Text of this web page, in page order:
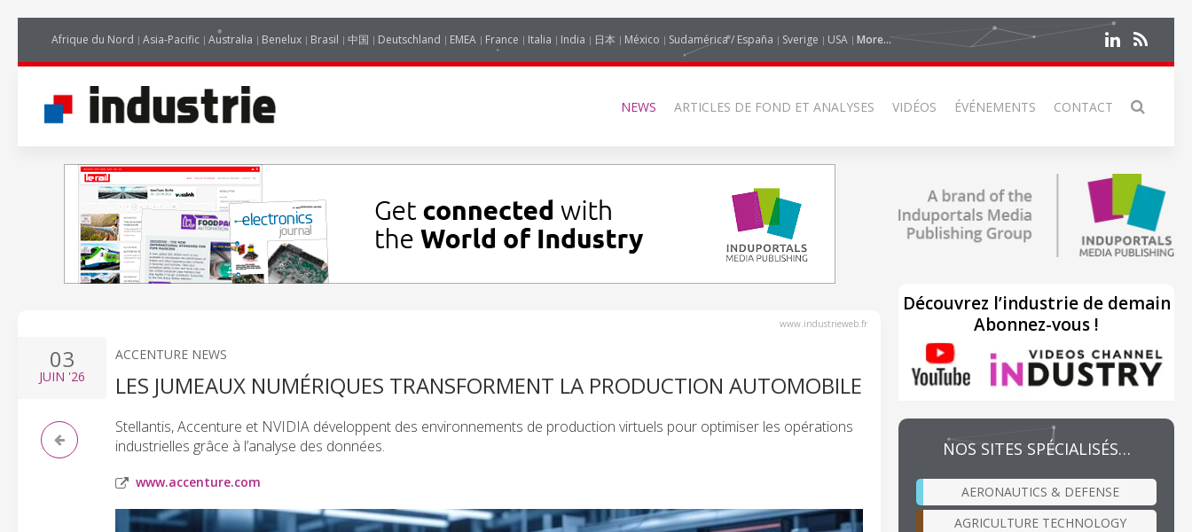
Afrique du Nord Asia-Pacific Australia Benelux Brasil 中国 Deutschland EMEA France Italia India 日本 México Sudamérica / España Sverige USA More...
NEWS ARTICLES DE FOND ET ANALYSES VIDÉOS ÉVÉNEMENTS CONTACT
www.industrieweb.fr
03
JUIN '26
ACCENTURE NEWS
LES JUMEAUX NUMÉRIQUES TRANSFORMENT LA PRODUCTION AUTOMOBILE
Stellantis, Accenture et NVIDIA développent des environnements de production virtuels pour optimiser les opérations
industrielles grâce à l’analyse des données.
www.accenture.com
Découvrez l’industrie de demain
Abonnez-vous !
NOS SITES SPÉCIALISÉS…
AERONAUTICS & DEFENSE
AGRICULTURE TECHNOLOGY